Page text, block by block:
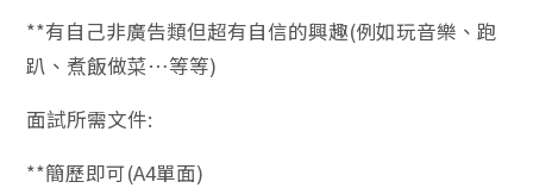
**有自己非廣告類但超有自信的興趣(例如玩音樂、跑
趴、煮飯做菜…等等)
面試所需文件:
**簡歷即可(A4單面)